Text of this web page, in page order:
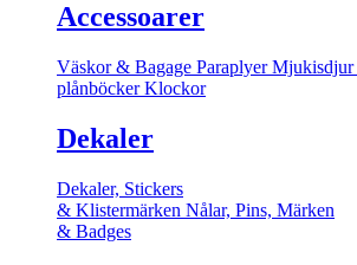
Accessoarer
Väskor & Bagage ParaplyerMjukisdjur
plånböckerKlockor
Dekaler
Dekaler, Stickers
& Klistermärken Nålar, Pins, Märken
& Badges